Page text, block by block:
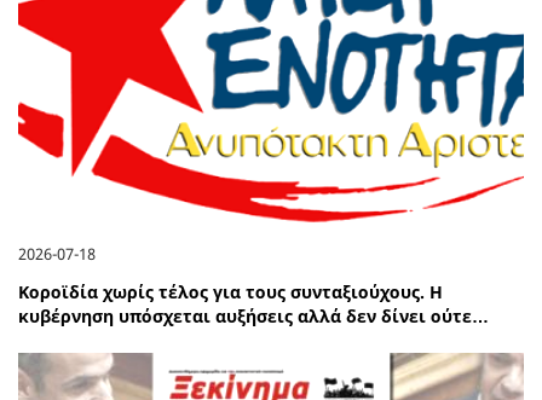
2026-07-18
Κοροϊδία χωρίς τέλος για τους συνταξιούχους. Η
κυβέρνηση υπόσχεται αυξήσεις αλλά δεν δίνει ούτε…